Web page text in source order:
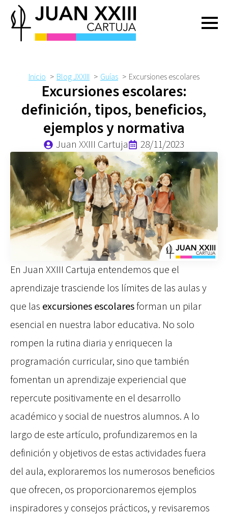
Inicio Blog JXXIII Guías Excursiones escolares
Excursiones escolares:
definición, tipos, beneficios,
ejemplos y normativa
Juan XXIII Cartuja 28/11/2023
En Juan XXIII Cartuja entendemos que el
aprendizaje trasciende los límites de las aulas y
que las excursiones escolaresforman un pilar
esencial en nuestra labor educativa. No solo
rompen la rutina diaria y enriquecen la
programación curricular, sino que también
fomentan un aprendizaje experiencial que
repercute positivamente en el desarrollo
académico y social de nuestros alumnos. A lo
largo de este artículo, profundizaremos en la
definición y objetivos de estas actividades fuera
del aula, exploraremos los numerosos beneficios
que ofrecen, os proporcionaremos ejemplos
inspiradores y consejos prácticos, y revisaremos